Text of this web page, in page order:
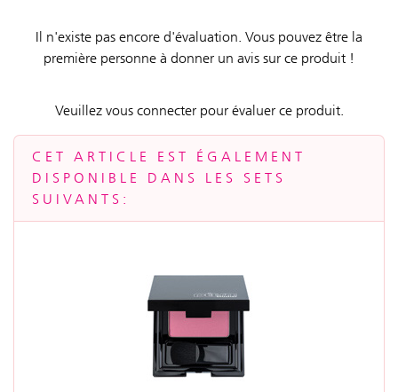
Il n'existe pas encore d'évaluation. Vous pouvez être la
première personne à donner un avis sur ce produit !
Veuillez vous connecter pour évaluer ce produit.
CET ARTICLE EST ÉGALEMENT
DISPONIBLE DANS LES SETS
SUIVANTS: